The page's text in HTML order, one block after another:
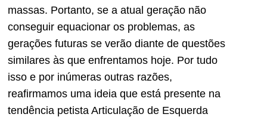
massas. Portanto, se a atual geração não
conseguir equacionar os problemas, as
gerações futuras se verão diante de questões
similares às que enfrentamos hoje. Por tudo
isso e por inúmeras outras razões,
reafirmamos uma ideia que está presente na
tendência petista Articulação de Esquerda